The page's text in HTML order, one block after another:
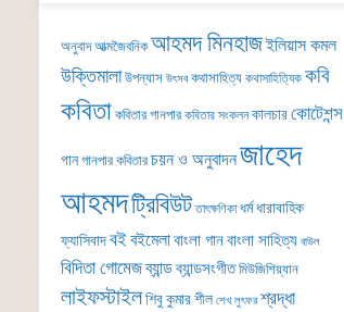
অনুবাদ আত্মজৈবনিক আহমদ মিনহাজইলিয়াস কমল
উক্তিমালা উপন্যাস উৎসব কথাসাহিত্য কথাসাহিত্যিক কবি
কবিতা কবিতার গানপার কবিতার সংকলন কালচারকোটেশন্স
গান গানপার কবিতার চয়ন ও অনুবাদনজাহেদ
আহমদট্রিবিউট তাৎক্ষণিকা ধর্ম ধারাবাহিক
ফ্যাসিবাদবইবইমেলাবাংলা গানবাংলা সাহিত্য বাউল
বিদিতা গোমেজব্যান্ডব্যান্ডসংগীত মিউজিশিয়্যান
লাইফস্টাইলশিবু কুমার শীল শেখ লুৎফর শ্রদ্ধা